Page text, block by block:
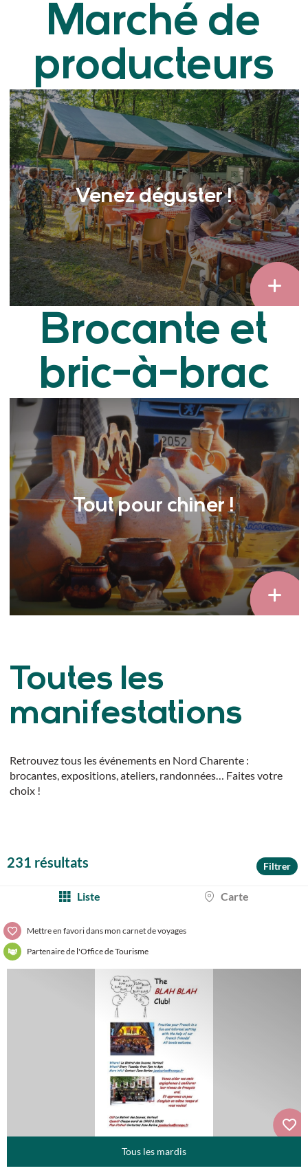
Marché de
producteurs
Venez déguster !
Brocante et
bric-à-brac
Tout pour chiner !
Toutes les
manifestations
Retrouvez tous les événements en Nord Charente :
brocantes, expositions, ateliers, randonnées… Faites votre
choix !
231 résultats Filtrer
Liste Carte
Mettre en favori dans mon carnet de voyages
Partenaire de l'Office de Tourisme
Tous les mardis